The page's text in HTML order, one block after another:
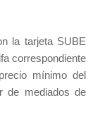
la tarjeta SUBE
correspondiente
mínimo del
de mediados de